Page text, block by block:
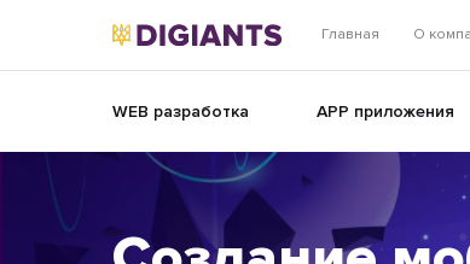
Главная О
WEB разработка APP приложения